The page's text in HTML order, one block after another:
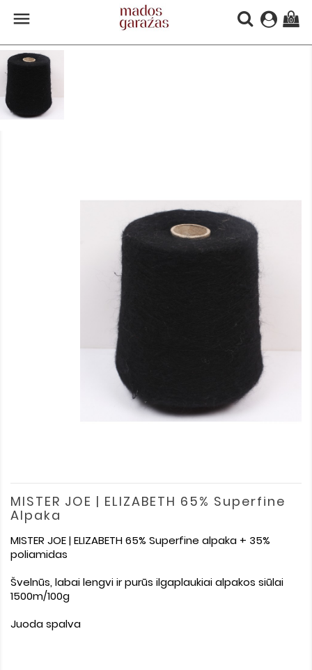
 (0)
MISTER JOE | ELIZABETH 65% Superfine
Alpaka
MISTER JOE | ELIZABETH 65% Superfine alpaka + 35%
poliamidas
Švelnūs, labai lengvi ir purūs ilgaplaukiai alpakos siūlai
1500m/100g
Juoda spalva